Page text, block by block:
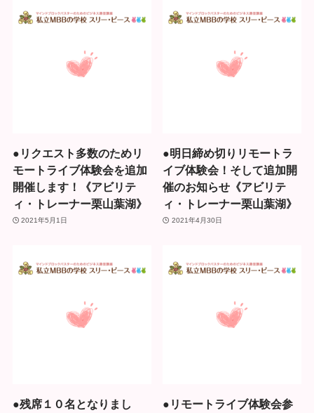
●リクエスト多数のためリ
モートライブ体験会を追加
開催します！《アビリテ
ィ・トレーナー栗山葉湖》
2021年5月1日
●明日締め切りリモートラ
イブ体験会！そして追加開
催のお知らせ《アビリテ
ィ・トレーナー栗山葉湖》
2021年4月30日
●残席１０名となりまし
●リモートライブ体験会参